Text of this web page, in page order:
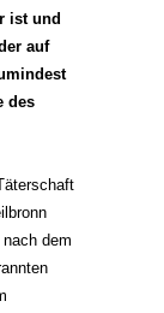
ist und
auf
des
dem